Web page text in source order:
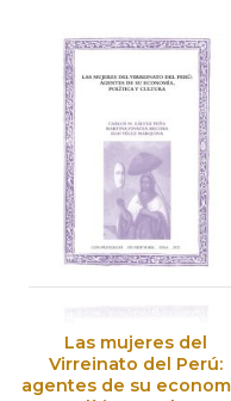
Las mujeres del
Virreinato del Perú:
agentes de su